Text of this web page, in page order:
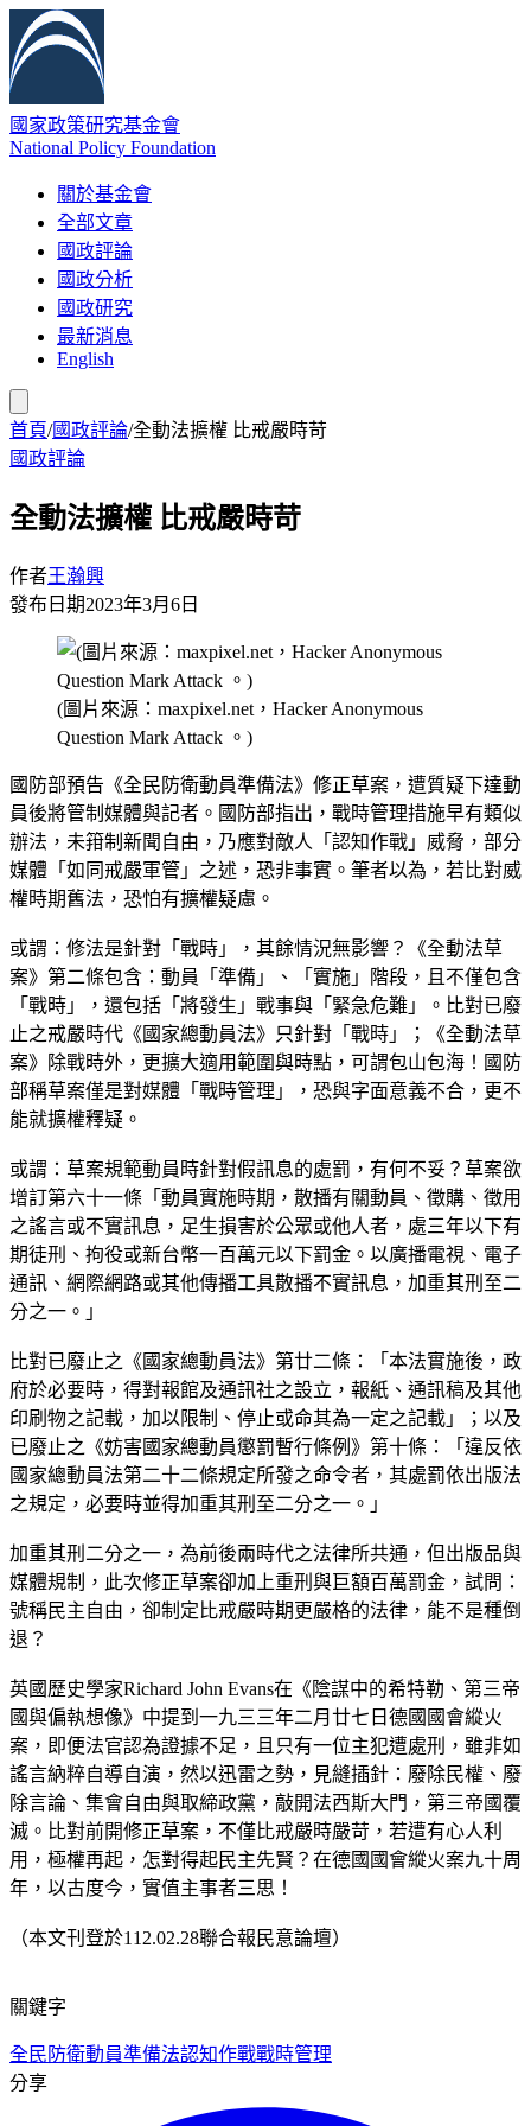
國家政策研究基金會
National Policy Foundation
關於基金會
全部文章
國政評論
國政分析
國政研究
最新消息
English
首頁/國政評論/全動法擴權 比戒嚴時苛
國政評論
全動法擴權 比戒嚴時苛
作者王瀚興
發布日期2023年3月6日
(圖片來源：maxpixel.net，Hacker Anonymous
Question Mark Attack 。)
國防部預告《全民防衛動員準備法》修正草案，遭質疑下達動
員後將管制媒體與記者。國防部指出，戰時管理措施早有類似
辦法，未箝制新聞自由，乃應對敵人「認知作戰」威脅，部分
媒體「如同戒嚴軍管」之述，恐非事實。筆者以為，若比對威
權時期舊法，恐怕有擴權疑慮。
或謂：修法是針對「戰時」，其餘情況無影響？《全動法草
案》第二條包含：動員「準備」、「實施」階段，且不僅包含
「戰時」，還包括「將發生」戰事與「緊急危難」。比對已廢
止之戒嚴時代《國家總動員法》只針對「戰時」；《全動法草
案》除戰時外，更擴大適用範圍與時點，可謂包山包海！國防
部稱草案僅是對媒體「戰時管理」，恐與字面意義不合，更不
能就擴權釋疑。
或謂：草案規範動員時針對假訊息的處罰，有何不妥？草案欲
增訂第六十一條「動員實施時期，散播有關動員、徵購、徵用
之謠言或不實訊息，足生損害於公眾或他人者，處三年以下有
期徒刑、拘役或新台幣一百萬元以下罰金。以廣播電視、電子
通訊、網際網路或其他傳播工具散播不實訊息，加重其刑至二
分之一。」
比對已廢止之《國家總動員法》第廿二條：「本法實施後，政
府於必要時，得對報館及通訊社之設立，報紙、通訊稿及其他
印刷物之記載，加以限制、停止或命其為一定之記載」；以及
已廢止之《妨害國家總動員懲罰暫行條例》第十條：「違反依
國家總動員法第二十二條規定所發之命令者，其處罰依出版法
之規定，必要時並得加重其刑至二分之一。」
加重其刑二分之一，為前後兩時代之法律所共通，但出版品與
媒體規制，此次修正草案卻加上重刑與巨額百萬罰金，試問：
號稱民主自由，卻制定比戒嚴時期更嚴格的法律，能不是種倒
退？
英國歷史學家Richard John Evans在《陰謀中的希特勒、第三帝
國與偏執想像》中提到一九三三年二月廿七日德國國會縱火
案，即便法官認為證據不足，且只有一位主犯遭處刑，雖非如
謠言納粹自導自演，然以迅雷之勢，見縫插針：廢除民權、廢
除言論、集會自由與取締政黨，敲開法西斯大門，第三帝國覆
滅。比對前開修正草案，不僅比戒嚴時嚴苛，若遭有心人利
用，極權再起，怎對得起民主先賢？在德國國會縱火案九十周
年，以古度今，實值主事者三思！
（本文刊登於112.02.28聯合報民意論壇）
關鍵字
全民防衛動員準備法認知作戰戰時管理
分享